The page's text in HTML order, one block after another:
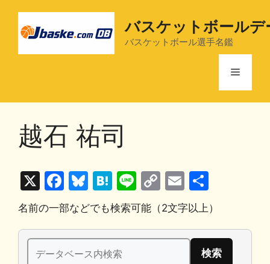
バスケットボールデ
バスケットボール選手名鑑
メ
越石 祐司
X
F
a
c
e
b
Bl
u
e
s
k
H
at
e
n
a
Li
n
e
C
o
p
y
E
m
ai
l
有
名前の一部などでも検索可能（2文字以上）
検
索: